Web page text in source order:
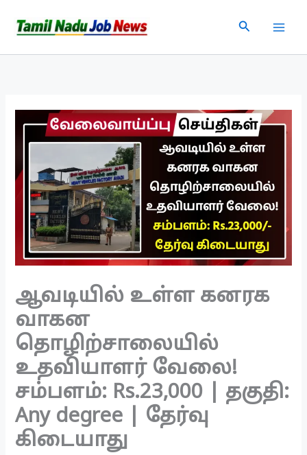
Search
ஆவடியில் உள்ள கனரக
வாகன
தொழிற்சாலையில்
உதவியாளர் வேலை!
சம்பளம்: Rs.23,000 | தகுதி:
Any degree | தேர்வு
கிடையாது